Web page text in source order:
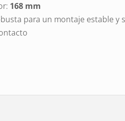
168 mm
para un montaje estable y